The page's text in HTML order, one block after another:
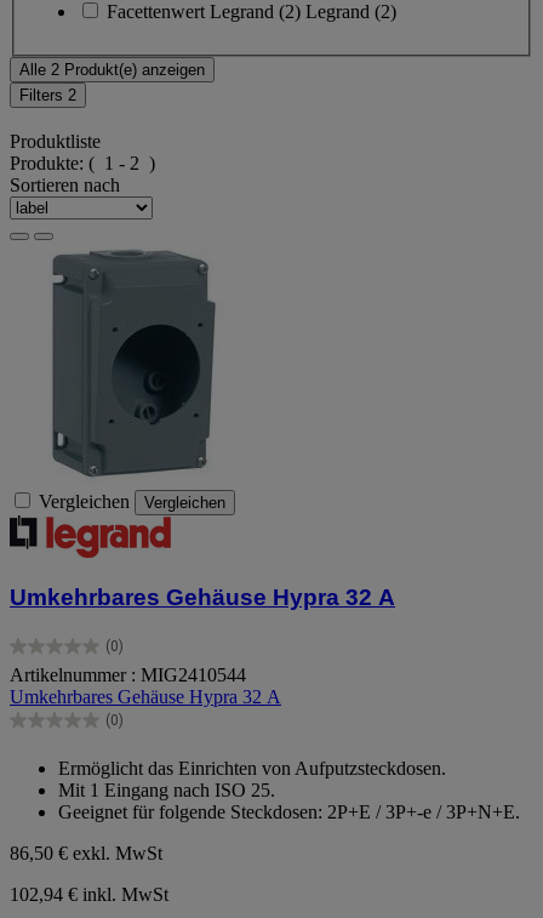
Facettenwert Legrand (2) Legrand (2)
Alle 2 Produkt(e) anzeigen
Filters 2
Produktliste
Produkte: ( 1 - 2 )
Sortieren nach
Vergleichen Vergleichen
Umkehrbares Gehäuse Hypra 32 A
(0)
0.0
von
5
Sternen.
Artikelnummer : MIG2410544
Umkehrbares Gehäuse Hypra 32 A
(0)
0.0
Sternen.
Ermöglicht das Einrichten von Aufputzsteckdosen.
Mit 1 Eingang nach ISO 25.
Geeignet für folgende Steckdosen: 2P+E / 3P+-e / 3P+N+E.
86,50 € exkl. MwSt
102,94 € inkl. MwSt